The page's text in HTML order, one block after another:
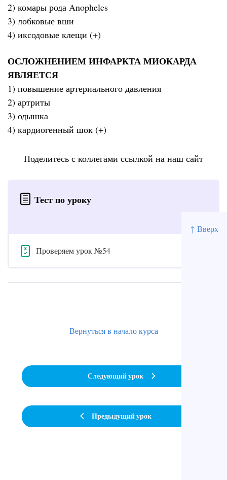
↑ Вверх
2) комары рода Anopheles
3) лобковые вши
4) иксодовые клещи (+)
ОСЛОЖНЕНИЕМ ИНФАРКТА МИОКАРДА
ЯВЛЯЕТСЯ
1) повышение артериального давления
2) артриты
3) одышка
4) кардиогенный шок (+)
Поделитесь с коллегами ссылкой на наш сайт
Тест по уроку
Проверяем урок №54
Предыдущий урок
Вернуться в начало курса
Следующий урок